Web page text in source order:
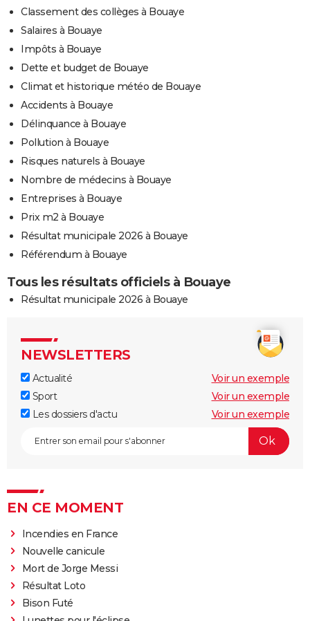
Classement des collèges à Bouaye
Salaires à Bouaye
Impôts à Bouaye
Dette et budget de Bouaye
Climat et historique météo de Bouaye
Accidents à Bouaye
Délinquance à Bouaye
Pollution à Bouaye
Risques naturels à Bouaye
Nombre de médecins à Bouaye
Entreprises à Bouaye
Prix m2 à Bouaye
Résultat municipale 2026 à Bouaye
Référendum à Bouaye
Tous les résultats officiels à Bouaye
Résultat municipale 2026 à Bouaye
NEWSLETTERS
Actualité
Voir un exemple
Sport
Voir un exemple
Les dossiers d'actu
Voir un exemple
EN CE MOMENT
Incendies en France
Nouvelle canicule
Mort de Jorge Messi
Résultat Loto
Bison Futé